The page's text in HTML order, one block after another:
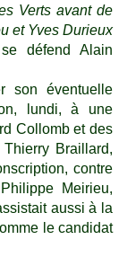
Verts avant de
et Yves Durieux
se défend Alain
son éventuelle
lundi, à une
Collomb et des
Braillard,
contre
Meirieu,
aussi à la
le candidat